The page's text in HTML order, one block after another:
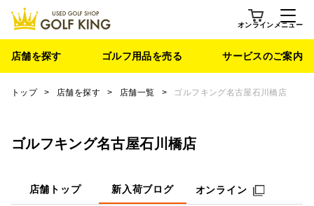
オンライン メニュー
店舗を探す ゴルフ用品を売る サービスのご案内
トップ > 店舗を探す > 店舗一覧 > ゴルフキング名古屋石川橋店
ゴルフキング名古屋石川橋店
店舗トップ 新入荷ブログ オンライン